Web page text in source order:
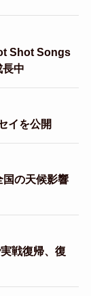
Shot Songs
中
イを公開
国の天候影響
戦復帰、復